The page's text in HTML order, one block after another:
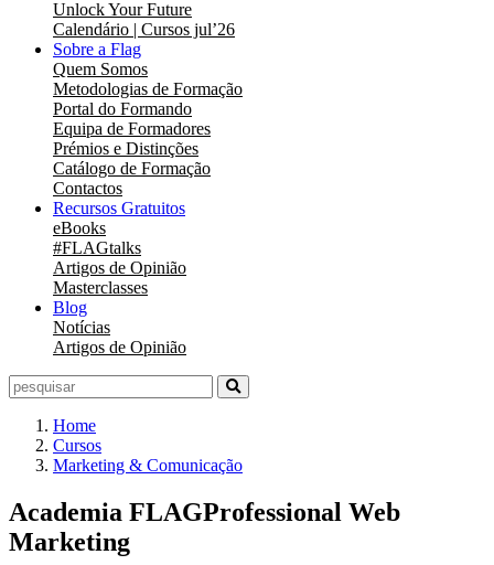
Unlock Your Future
Calendário | Cursos jul’26
Sobre a Flag
Quem Somos
Metodologias de Formação
Portal do Formando
Equipa de Formadores
Prémios e Distinções
Catálogo de Formação
Contactos
Recursos Gratuitos
eBooks
#FLAGtalks
Artigos de Opinião
Masterclasses
Blog
Notícias
Artigos de Opinião
Home
Cursos
Marketing & Comunicação
Academia FLAGProfessional Web
Marketing